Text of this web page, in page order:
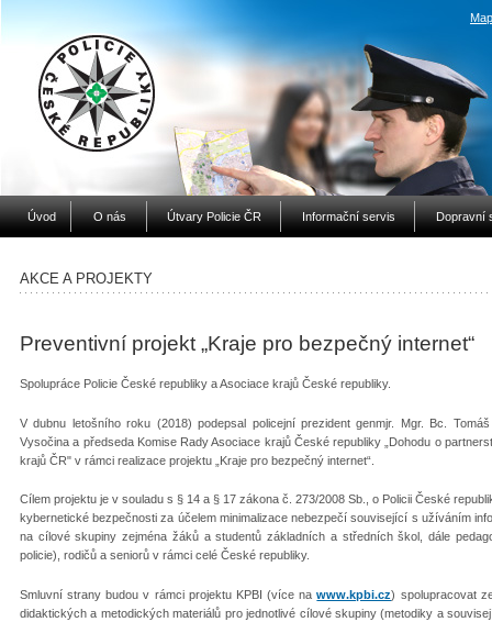
Úvod O nás Útvary Policie ČR Informační servis Dopravní
AKCE A PROJEKTY
Preventivní projekt „Kraje pro bezpečný internet“
Spolupráce Policie České republiky a Asociace krajů České republiky.
V dubnu letošního roku (2018) podepsal policejní prezident genmjr. Mgr. Bc.
Vysočina a předseda Komise Rady Asociace krajů České republiky „Dohodu o
krajů ČR" v rámci realizace projektu „Kraje pro bezpečný internet“.
Cílem projektu je v souladu s § 14 a § 17 zákona č. 273/2008 Sb., o Policii České
kybernetické bezpečnosti za účelem minimalizace nebezpečí související s užíváním
na cílové skupiny zejména žáků a studentů základních a středních škol, dále
policie), rodičů a seniorů v rámci celé České republiky.
Smluvní strany budou v rámci projektu KPBI (více nawww.kpbi.cz) spolupracovat
didaktických a metodických materiálů pro jednotlivé cílové skupiny (metodiky a